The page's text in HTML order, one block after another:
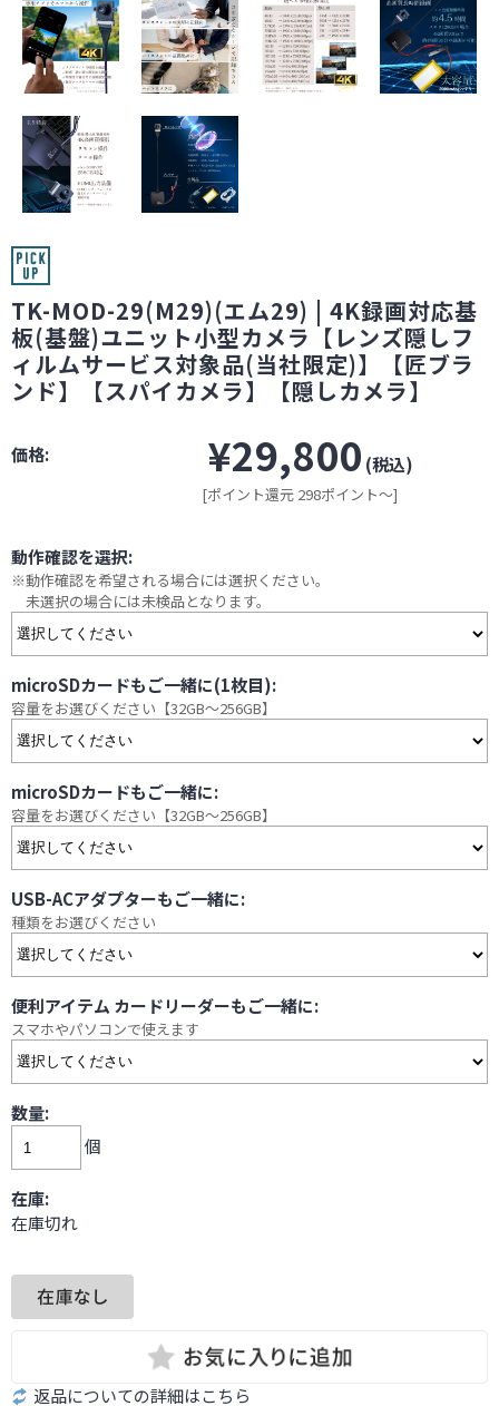
TK-MOD-29(M29)(エム29) | 4K録画対応基
板(基盤)ユニット小型カメラ【レンズ隠しフ
ィルムサービス対象品(当社限定)】【匠ブラ
ンド】【スパイカメラ】【隠しカメラ】
価格: ¥29,800 (税込)
[ポイント還元 298ポイント～]
動作確認を選択:
※動作確認を希望される場合には選択ください。
未選択の場合には未検品となります。
microSDカードもご一緒に(1枚目):
容量をお選びください【32GB～256GB】
microSDカードもご一緒に:
容量をお選びください【32GB～256GB】
USB-ACアダプターもご一緒に:
種類をお選びください
便利アイテム カードリーダーもご一緒に:
スマホやパソコンで使えます
数量:
個
在庫:
在庫切れ
返品についての詳細はこちら